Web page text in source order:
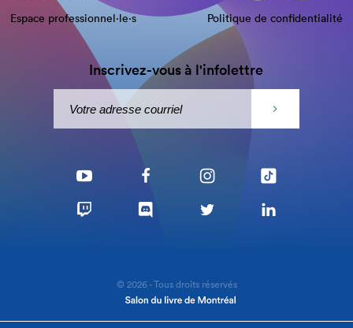
Espace professionnel·le⋅s
Politique de confidentialité
Inscrivez-vous à l'infolettre
© 2026 - Tous droits réservés